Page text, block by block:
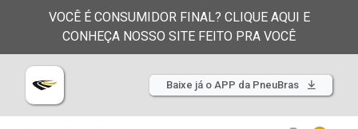
VOCÊ É CONSUMIDOR FINAL? CLIQUE AQUI E
CONHEÇA NOSSO SITE FEITO PRA VOCÊ
Baixe já o APP da PneuBras